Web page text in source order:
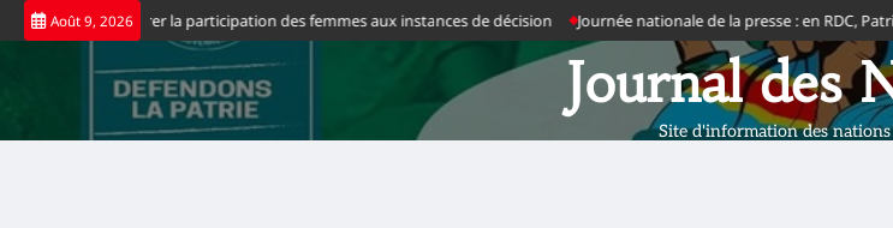
Skip
to
Août 9, 2026
appelle à accélérer la participation des femmes aux instances de décision Journée nationale de la presse : en RDC,
Journal des
Site d'information des